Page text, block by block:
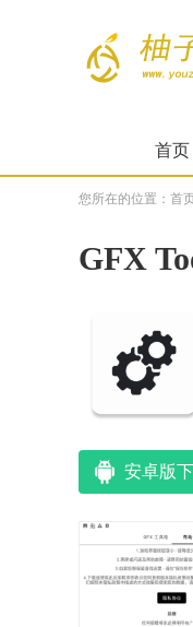
首页
您所在的位置： 首
GFX
安卓版